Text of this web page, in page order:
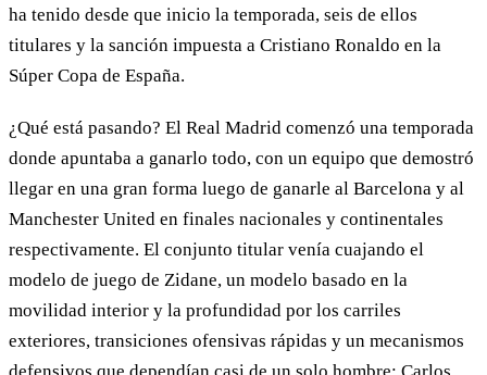
ha tenido desde que inicio la temporada, seis de ellos
titulares y la sanción impuesta a Cristiano Ronaldo en la
Súper Copa de España.
¿Qué está pasando? El Real Madrid comenzó una temporada
donde apuntaba a ganarlo todo, con un equipo que demostró
llegar en una gran forma luego de ganarle al Barcelona y al
Manchester United en finales nacionales y continentales
respectivamente. El conjunto titular venía cuajando el
modelo de juego de Zidane, un modelo basado en la
movilidad interior y la profundidad por los carriles
exteriores, transiciones ofensivas rápidas y un mecanismos